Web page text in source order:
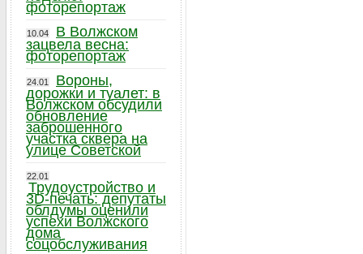
фоторепортаж
10.04
В Волжском
зацвела весна:
фоторепортаж
24.01
Вороны,
дорожки и туалет: в
Волжском обсудили
обновление
заброшенного
участка сквера на
улице Советской
22.01
Трудоустройство и
3D-печать: депутаты
облдумы оценили
успехи Волжского
дома
соцобслуживания